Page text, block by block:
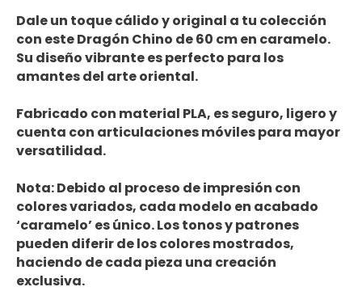
Dale un toque cálido y original a tu colección
con este Dragón Chino de 60 cm en caramelo.
Su diseño vibrante es perfecto para los
amantes del arte oriental.
Fabricado con material PLA, es seguro, ligero y
cuenta con articulaciones móviles para mayor
versatilidad.
Nota:Debido al proceso de impresión con
colores variados, cada modelo en acabado
‘caramelo’ es único. Los tonos y patrones
pueden diferir de los colores mostrados,
haciendo de cada pieza una creación
exclusiva.